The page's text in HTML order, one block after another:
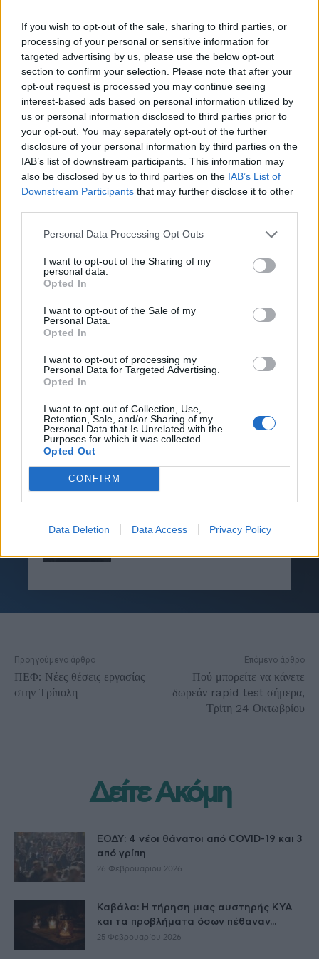
If you wish to opt-out of the sale, sharing to third parties, or
processing of your personal or sensitive information for
targeted advertising by us, please use the below opt-out
section to confirm your selection. Please note that after your
opt-out request is processed you may continue seeing
interest-based ads based on personal information utilized by
us or personal information disclosed to third parties prior to
your opt-out. You may separately opt-out of the further
disclosure of your personal information by third parties on the
IAB’s list of downstream participants. This information may
also be disclosed by us to third parties on the IAB’s List of
Downstream Participants that may further disclose it to other
Personal Data Processing Opt Outs
I want to opt-out of the Sharing of my
personal data.
Opted In
I want to opt-out of the Sale of my
Personal Data.
Opted In
I want to opt-out of processing my
Personal Data for Targeted Advertising.
Opted In
I want to opt-out of Collection, Use,
Retention, Sale, and/or Sharing of my
Personal Data that Is Unrelated with the
Purposes for which it was collected.
Opted Out
CONFIRM
Data Deletion Data Access Privacy Policy
«Πρέπει να κάνουμε self test και rapid test,
όταν έχουμε συμπτώματα, δεν κάνει πλέον ο
κόσμος test και αυτό είναι πρόβλημα. Διότι
νοσεί και μπορεί να μεταδώσει την ασθένεια
σε ηλικιωμένους ή σε άλλα ευπαθή άτομα»,
καταλήγει.
Διαβάστε επίσης
ΠΕΦ: Νέες θέσεις εργασίας στην Τρίπολη
Ευρωπαϊκός Οργανισμός Φαρμάκων: Προσοχή
στα πλαστά στυλό σεμαγλουτίδης
TAGS COVID-19 ΑΝΤΙΙΙΚΆ ΣΤΈΛΙΟΣ ΛΟΥΚΊΔΗΣ
Βίκυ Καρατζαφέρη
Προηγούμενο άρθρο
ΠΕΦ: Νέες θέσεις εργασίας
στην Τρίπολη
Επόμενο άρθρο
Πού μπορείτε να κάνετε
δωρεάν rapid test σήμερα,
Τρίτη 24 Οκτωβρίου
Δείτε Ακόμη
ΕΟΔΥ: 4 νέοι θάνατοι από COVID-19 και 3
από γρίπη
26 Φεβρουαρίου 2026
Καβάλα: Η τήρηση μιας αυστηρής ΚΥΑ
και τα προβλήματα όσων πέθαναν...
25 Φεβρουαρίου 2026